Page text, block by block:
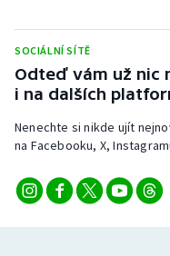
Veslování
Vodní slalom
Volejbal
Ostatní
SOCIÁLNÍ SÍTĚ
Odteď vám už nic
i na dalších
Nenechte si nikde ujít
na Facebooku, X,